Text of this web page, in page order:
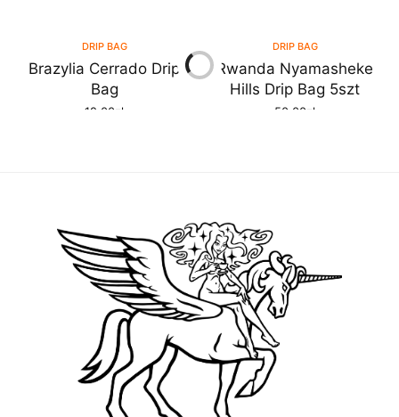
DRIP BAG
Brazylia Cerrado Drip
Bag
12.00 zł
DRIP BAG
Rwanda Nyamasheke
Hills Drip Bag 5szt
50.00 zł
KAWA
Kenia AA
DOWIEDZ SIĘ WIĘCEJ Burundi
25.00
WYBIERZ OPCJE